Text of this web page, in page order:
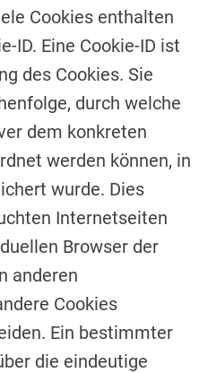
Cookies enthalten
ID. Eine Cookie-ID ist
des Cookies. Sie
durch welche
dem konkreten
werden können, in
wurde. Dies
Internetseiten
Browser der
anderen
Cookies
Ein bestimmter
die eindeutige